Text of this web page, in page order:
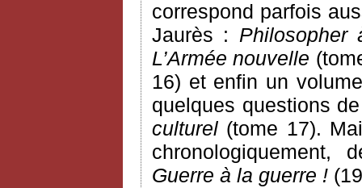
correspond parfois
Jaurès : Philosopher
L’Armée nouvelle
16) et enfin un
quelques questions
culturel (tome 17).
chronologiquement,
Guerre à la guerre !